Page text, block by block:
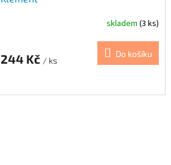
skladem (3 ks)
244 Kč / ks
Do košíku